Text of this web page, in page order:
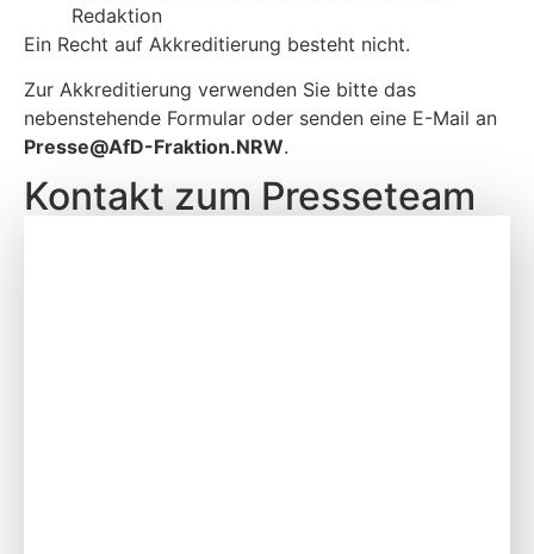
Redaktion
Ein Recht auf Akkreditierung besteht nicht.
Zur Akkreditierung verwenden Sie bitte das
nebenstehende Formular oder senden eine E-Mail an
Presse@AfD-Fraktion.NRW.
Kontakt zum Presseteam